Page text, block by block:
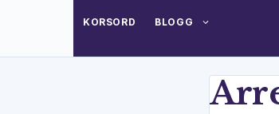
KORSORD BLOGG